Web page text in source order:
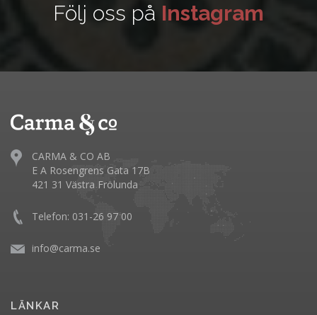
Följ oss på Instagram
CARMA & CO AB
E A Rosengrens Gata 17B
421 31 Västra Frölunda
Telefon: 031-26 97 00
info@carma.se
LÄNKAR